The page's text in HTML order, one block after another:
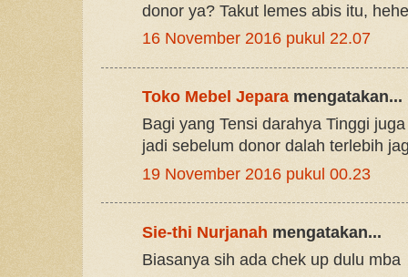
donor ya? Takut lemes abis itu,
16 November 2016 pukul 22.07
Toko Mebel Jeparamengatakan...
Bagi yang Tensi darahya Tinggi
jadi sebelum donor dalah terlebih
19 November 2016 pukul 00.23
Sie-thi Nurjanah mengatakan...
Biasanya sih ada chek up dulu mba